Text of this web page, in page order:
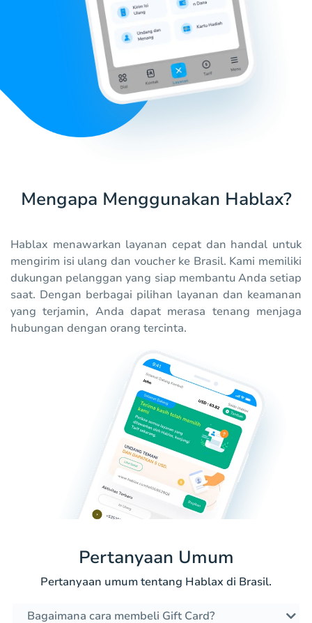
Mengapa Menggunakan Hablax?
Hablax menawarkan layanan cepat dan handal untuk
mengirim isi ulang dan voucher ke Brasil. Kami memiliki
dukungan pelanggan yang siap membantu Anda setiap
saat. Dengan berbagai pilihan layanan dan keamanan
yang terjamin, Anda dapat merasa tenang menjaga
hubungan dengan orang tercinta.
Pertanyaan Umum
Pertanyaan umum tentang Hablax di Brasil.
Bagaimana cara membeli Gift Card?